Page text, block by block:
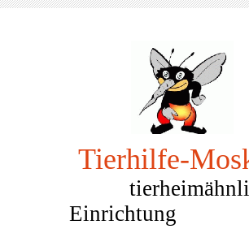
Tierhilfe-
Einrichtung